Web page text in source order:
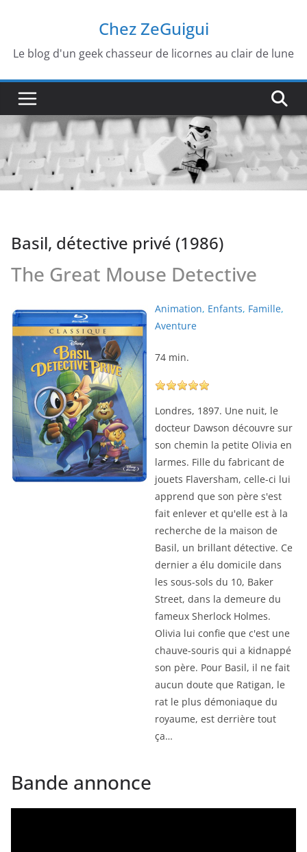
contenu
Chez ZeGuigui
Le blog d'un geek chasseur de licornes au clair de lune
Basil, détective privé (1986)
The Great Mouse Detective
Animation, Enfants, Famille,
Aventure
74 min.
Londres, 1897. Une nuit, le
docteur Dawson découvre sur
son chemin la petite Olivia en
larmes. Fille du fabricant de
jouets Flaversham, celle-ci lui
apprend que son père s'est
fait enlever et qu'elle est à la
recherche de la maison de
Basil, un brillant détective. Ce
dernier a élu domicile dans
les sous-sols du 10, Baker
Street, dans la demeure du
fameux Sherlock Holmes.
Olivia lui confie que c'est une
chauve-souris qui a kidnappé
son père. Pour Basil, il ne fait
aucun doute que Ratigan, le
rat le plus démoniaque du
royaume, est derrière tout
ça…
Bande annonce